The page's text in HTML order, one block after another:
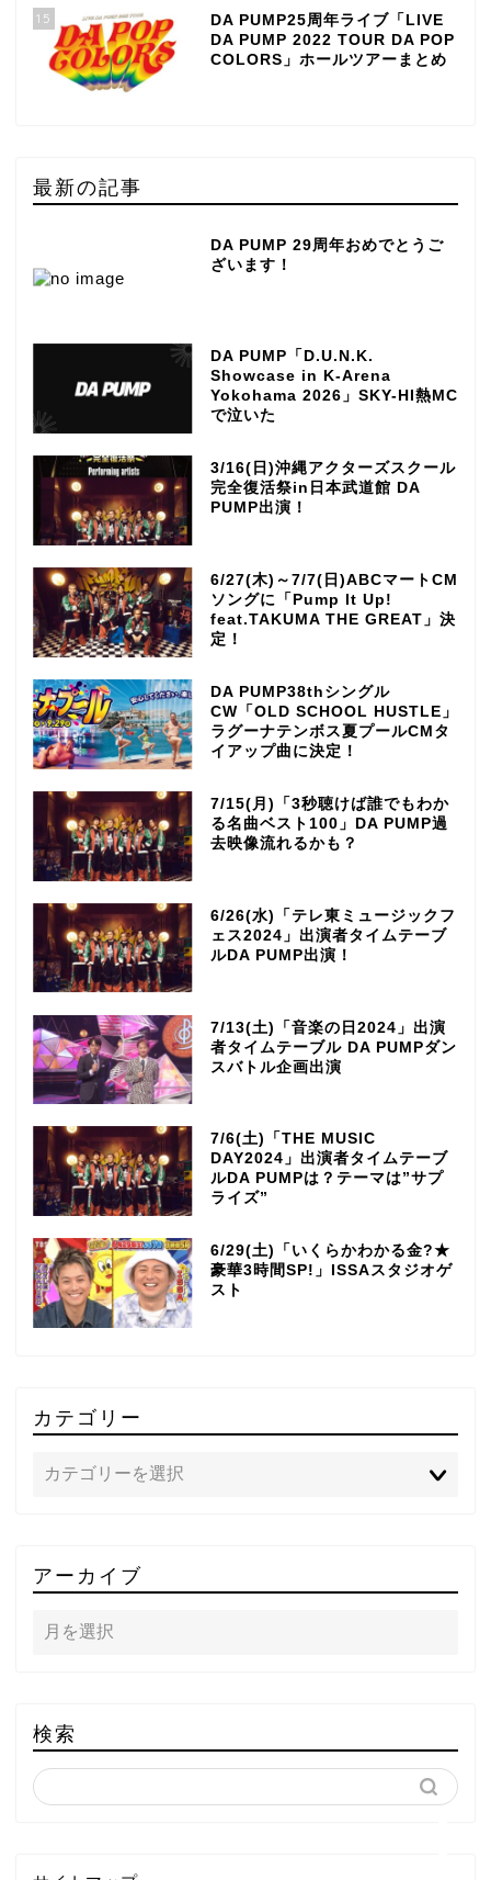
15
DA PUMP25周年ライブ「LIVE
DA PUMP 2022 TOUR DA POP
COLORS」ホールツアーまとめ
最新の記事
DA PUMP 29周年おめでとうご
ざいます！
DA PUMP「D.U.N.K.
Showcase in K-Arena
Yokohama 2026」SKY-HI熱MC
で泣いた
3/16(日)沖縄アクターズスクール
完全復活祭in日本武道館 DA
PUMP出演！
6/27(木)～7/7(日)ABCマートCM
ソングに「Pump It Up!
feat.TAKUMA THE GREAT」決
定！
DA PUMP38thシングル
CW「OLD SCHOOL HUSTLE」
ラグーナテンボス夏プールCMタ
イアップ曲に決定！
7/15(月)「3秒聴けば誰でもわか
る名曲ベスト100」DA PUMP過
去映像流れるかも？
6/26(水)「テレ東ミュージックフ
ェス2024」出演者タイムテーブ
ルDA PUMP出演！
7/13(土)「音楽の日2024」出演
者タイムテーブル DA PUMPダン
スバトル企画出演
7/6(土)「THE MUSIC
DAY2024」出演者タイムテーブ
ルDA PUMPは？テーマは”サプ
ライズ”
6/29(土)「いくらかわかる金?★
豪華3時間SP!」ISSAスタジオゲ
スト
カテゴリー
アーカイブ
検索
～DA PUMP YORIの晴れ
ばれラジオ～